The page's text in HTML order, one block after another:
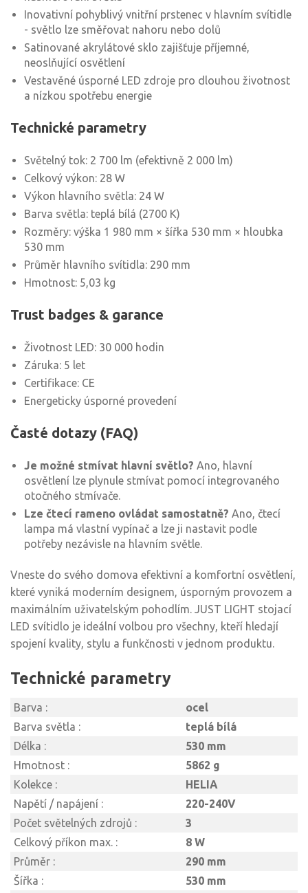
Inovativní pohyblivý vnitřní prstenec v hlavním svítidle
- světlo lze směřovat nahoru nebo dolů
Satinované akrylátové sklo zajišťuje příjemné,
neoslňující osvětlení
Vestavěné úsporné LED zdroje pro dlouhou životnost
a nízkou spotřebu energie
Technické parametry
Světelný tok: 2 700 lm (efektivně 2 000 lm)
Celkový výkon: 28 W
Výkon hlavního světla: 24 W
Barva světla: teplá bílá (2700 K)
Rozměry: výška 1 980 mm × šířka 530 mm × hloubka
530 mm
Průměr hlavního svítidla: 290 mm
Hmotnost: 5,03 kg
Trust badges & garance
Životnost LED: 30 000 hodin
Záruka: 5 let
Certifikace: CE
Energeticky úsporné provedení
Časté dotazy (FAQ)
Je možné stmívat hlavní světlo? Ano, hlavní
osvětlení lze plynule stmívat pomocí integrovaného
otočného stmívače.
Lze čtecí rameno ovládat samostatně? Ano, čtecí
lampa má vlastní vypínač a lze ji nastavit podle
potřeby nezávisle na hlavním světle.
Vneste do svého domova efektivní a komfortní osvětlení,
které vyniká moderním designem, úsporným provozem a
maximálním uživatelským pohodlím. JUST LIGHT stojací
LED svítidlo je ideální volbou pro všechny, kteří hledají
spojení kvality, stylu a funkčnosti v jednom produktu.
Technické parametry
Barva :
ocel
Barva světla :
teplá bílá
Délka :
530 mm
Hmotnost :
5862 g
Kolekce :
HELIA
Napětí / napájení :
220-240V
Počet světelných zdrojů :
3
Celkový příkon max. :
8 W
Průměr :
290 mm
Šířka :
530 mm